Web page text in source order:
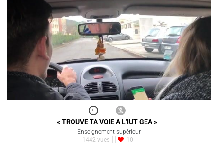
|
« TROUVE TA VOIE A L’IUT GEA »
Enseignement supérieur
1442 vues
10